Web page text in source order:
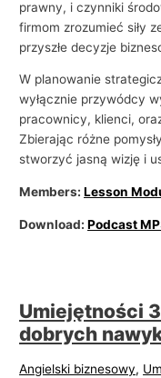
prawny, i czynniki
firmom zrozumieć siły
przyszłe decyzje
W planowanie
wyłącznie przywódcy
pracownicy, klienci,
Zbierając różne
stworzyć jasną wizję i
Members:Lesson
Download:Podcast
Umiejętności
dobrych
Angielski biznesowy,